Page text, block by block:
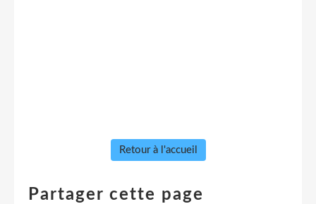
Retour à l'accueil
Partager cette page